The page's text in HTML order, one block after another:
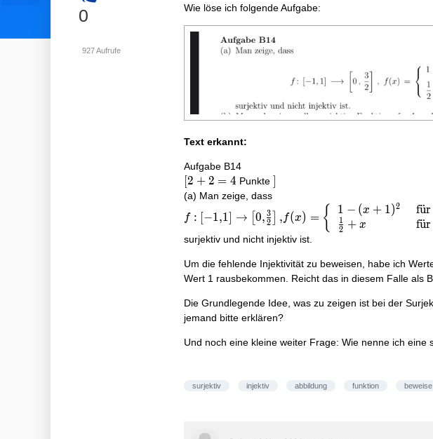
+
0
927Aufrufe
Wie löse ich folgende Aufgabe:
Text erkannt:
Aufgabe B14
[2+2=4
[2 + 2 = 4 Punkte ]]
(a) Man zeige, dass
f:[-1,1]
\rightarrow\left[0,
\frac{3}
f(x)=\left\
{\begin{array}
& \text { für } & -1
\leq x \leq 0 \\
\frac{1}{2}+x &
\text { für } & 0<x
f : [−1,1] → [0, 2
3 , f(x) = { 1 − (x + 1)2
2
1 + x
fu
¨r
fu
¨r
surjektiv und nicht injektiv ist.
Um die fehlende Injektivität zu beweisen, habe ich
Wert 1 rausbekommen. Reicht das in diesem Falle als
Die Grundlegende Idee, was zu zeigen ist bei der
jemand bitte erklären?
Und noch eine kleine weiter Frage: Wie nenne ich
surjektiv injektiv abbildung funktion beweise